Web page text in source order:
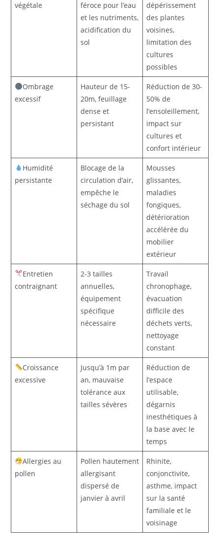
végétale
féroce pour l’eau
et les nutriments,
acidification du
sol
dépérissement
des plantes
voisines,
limitation des
cultures
possibles
Ombrage
excessif
Hauteur de 15-
20m, feuillage
dense et
persistant
Réduction de 30-
50% de
l’ensoleillement,
impact sur
cultures et
confort intérieur
Humidité
persistante
Blocage de la
circulation d’air,
empêche le
séchage du sol
Mousses
glissantes,
maladies
fongiques,
détérioration
accélérée du
mobilier
extérieur
Entretien
contraignant
2-3 tailles
annuelles,
équipement
spécifique
nécessaire
Travail
chronophage,
évacuation
difficile des
déchets verts,
nettoyage
constant
Croissance
excessive
Jusqu’à 1m par
an, mauvaise
tolérance aux
tailles sévères
Réduction de
l’espace
utilisable,
dégarnis
inesthétiques à
la base avec le
temps
Allergies au
pollen
Pollen hautement
allergisant
dispersé de
janvier à avril
Rhinite,
conjonctivite,
asthme, impact
sur la santé
familiale et le
voisinage